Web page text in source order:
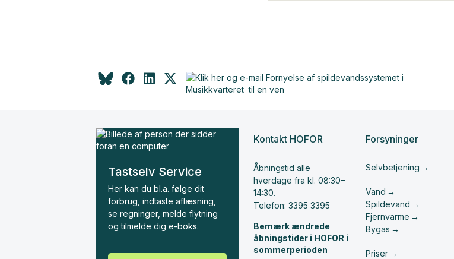
Tastselv Service
Her kan du bl.a. følge dit
forbrug, indtaste aflæsning,
se regninger, melde flytning
og tilmelde dig e-boks.
Kontakt HOFOR
Åbningstid alle
hverdage fra kl. 08:30–
14:30.
Telefon: 3395 3395
Bemærk ændrede
åbningstider i HOFOR i
sommerperioden
Forsyninger
Selvbetjening
Vand
Spildevand
Fjernvarme
Bygas
Priser